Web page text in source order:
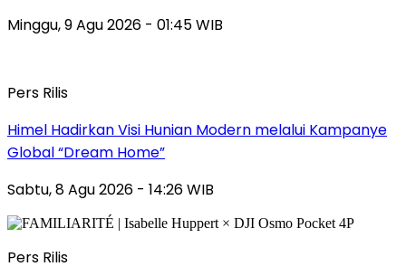
Minggu, 9 Agu 2026 - 01:45 WIB
Pers Rilis
Himel Hadirkan Visi Hunian Modern melalui Kampanye
Global “Dream Home”
Sabtu, 8 Agu 2026 - 14:26 WIB
Pers Rilis